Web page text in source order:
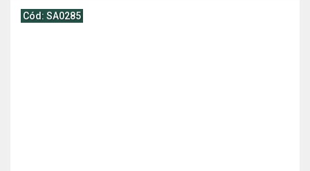
Cód: SA0285